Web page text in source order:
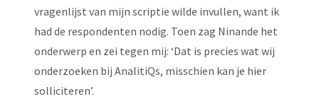
vragenlijst van mijn scriptie wilde invullen, want ik
had de respondenten nodig. Toen zag Ninande het
onderwerp en zei tegen mij: ‘Dat is precies wat wij
onderzoeken bij AnalitiQs, misschien kan je hier
solliciteren’.